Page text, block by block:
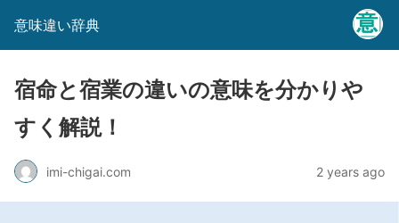
意味違い辞典
宿命と宿業の違いの意味を分かりや
すく解説！
imi-chigai.com 2 years ago